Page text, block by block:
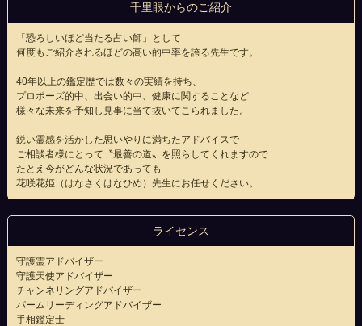
千里眼からのご紹介
「恐ろしいほど当たる占い師」として
何度もご紹介されるほどの高い的中率を誇る先生です。
40年以上の鑑定歴では数々の実績を持ち、
プロポーズ的中、出会い的中、健康に関することなど
様々な未来を予知し見事に当て抜いてこられました。
鋭い霊感を活かした思いやりに満ちたアドバイスで
ご相談者様にとって〝最善の道〟を照らしてくれますので
たとえ今がどんな状況であっても
花咲花姫（はなさくはなひめ）先生にお任せください。
ライセンス
守護霊アドバイザー
守護天使アドバイザー
チャンネリングアドバイザー
パームリーディングアドバイザー
手相鑑定士